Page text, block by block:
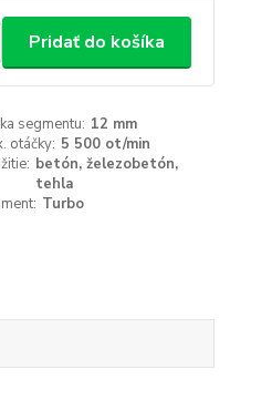
Pridať do košíka
segmentu: 12 mm
otáčky: 5 500 ot/min
betón, železobetón,
tehla
Turbo